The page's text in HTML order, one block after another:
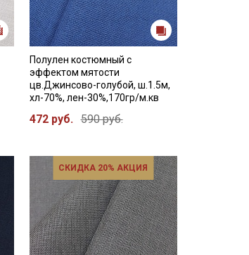
Полулен костюмный с
эффектом мятости
цв.Джинсово-голубой, ш.1.5м,
хл-70%, лен-30%,170гр/м.кв
472 руб. 590 руб.
СКИДКА 20% АКЦИЯ